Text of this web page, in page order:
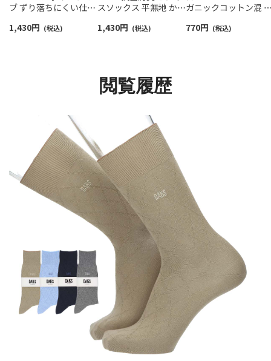
ブ ずり落ちにくい仕様
ー丈 カジュアル ソック
1,430円 (税込)
スソックス 平無地 かか
ルー丈 メンズ
1,430円 (税込)
ガニックコットン混
ベーシックチェックリ
770円 (税込)
閲覧履歴